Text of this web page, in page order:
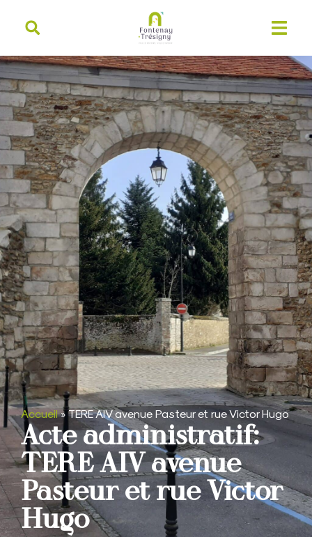
principal
Accueil»TERE AIV avenue Pasteur et rue Victor Hugo
Acte administratif:
TERE AIV avenue
Pasteur et rue Victor
Hugo